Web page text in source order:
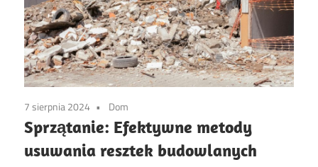
7 sierpnia 2024 Dom
Sprzątanie: Efektywne metody
usuwania resztek budowlanych